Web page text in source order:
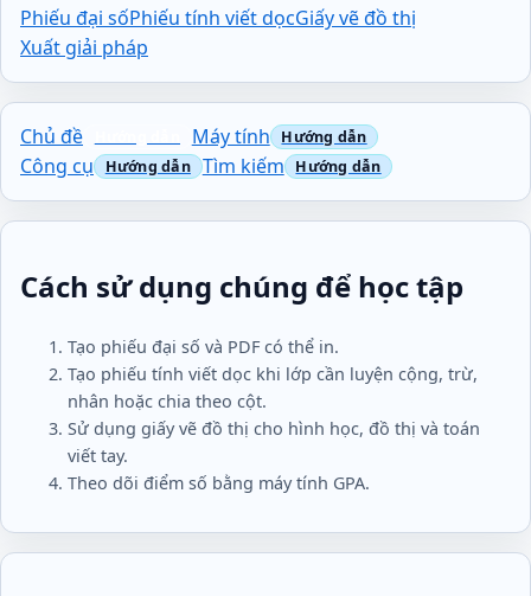
Phiếu đại sốPhiếu tính viết dọcGiấy vẽ đồ thị
Xuất giải pháp
Chủ đề
Máy tính
Công cụ
Tìm kiếm
Cách sử dụng chúng để học tập
Tạo phiếu đại số và PDF có thể in.
Tạo phiếu tính viết dọc khi lớp cần luyện cộng, trừ,
nhân hoặc chia theo cột.
Sử dụng giấy vẽ đồ thị cho hình học, đồ thị và toán
viết tay.
Theo dõi điểm số bằng máy tính GPA.